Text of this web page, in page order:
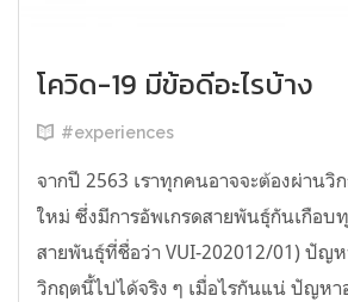
โควิด-19 มีข้อดีอะไรบ้าง
#experiences
จากปี 2563 เราทุกคนอาจจะต้องผ่านวิ
ใหม่ ซึ่งมีการอัพเกรดสายพันธุ์กันเกือบ
สายพันธุ์ที่ชื่อว่า VUI-202012/01) ปัญห
วิกฤตนี้ไปได้จริง ๆ เมื่อไรกันแน่ ปัญหา